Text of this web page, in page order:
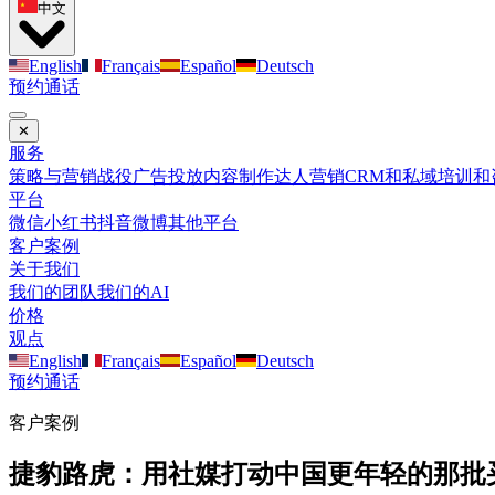
中文
English Français Español
Deutsch
预约通话
✕
服务
策略与营销战役广告投放内容制作达人营销CRM和私域培训和
平台
微信小红书抖音微博其他平台
客户案例
关于我们
我们的团队我们的AI
价格
观点
English
Français Español
Deutsch
预约通话
客户案例
捷豹路虎：用社媒打动中国更年轻的那批